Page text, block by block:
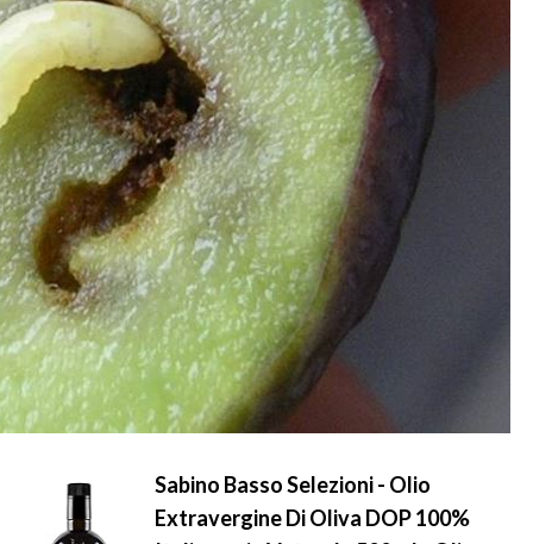
Sabino Basso Selezioni - Olio
Extravergine Di Oliva DOP 100%